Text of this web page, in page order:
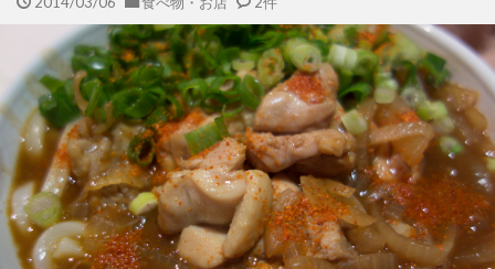
備忘録
動画 日本人村社会 脱水シート
検索